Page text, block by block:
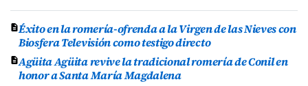
Éxito en la romería-ofrenda a la Virgen de las Nieves con
Biosfera Televisión como testigo directo
Agüita Agüita revive la tradicional romería de Conil en
honor a Santa María Magdalena